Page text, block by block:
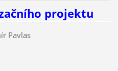
projektu
Pavlas